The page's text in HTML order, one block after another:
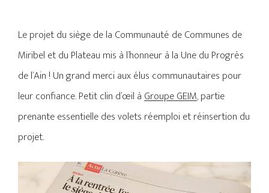
Le projet du siège de la Communauté de Communes de
Miribel et du Plateau mis à l’honneur à la Une du Progrès
de l’Ain ! Un grand merci aux élus communautaires pour
leur confiance. Petit clin d’œil à Groupe GEIM, partie
prenante essentielle des volets réemploi et réinsertion du
projet.